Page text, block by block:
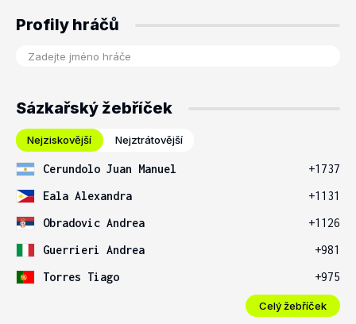
Profily hráčů
Sázkařský žebříček
Nejziskovější Nejztrátovější
Cerundolo Juan Manuel
+1737
Eala Alexandra
+1131
Obradovic Andrea
+1126
Guerrieri Andrea
+981
Torres Tiago
+975
Celý žebříček